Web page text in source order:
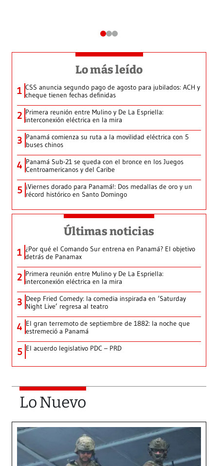
Lo más leído
1 CSS anuncia segundo pago de agosto para jubilados: ACH y
cheque tienen fechas definidas
2 Primera reunión entre Mulino y De La Espriella:
interconexión eléctrica en la mira
3 Panamá comienza su ruta a la movilidad eléctrica con 5
buses chinos
4 Panamá Sub-21 se queda con el bronce en los Juegos
Centroamericanos y del Caribe
5 ¡Viernes dorado para Panamá!: Dos medallas de oro y un
récord histórico en Santo Domingo
Últimas noticias
1 ¿Por qué el Comando Sur entrena en Panamá? El objetivo
detrás de Panamax
2 Primera reunión entre Mulino y De La Espriella:
interconexión eléctrica en la mira
3 Deep Fried Comedy: la comedia inspirada en ‘Saturday
Night Live’ regresa al teatro
4 El gran terremoto de septiembre de 1882: la noche que
estremeció a Panamá
5 El acuerdo legislativo PDC – PRD
Lo Nuevo